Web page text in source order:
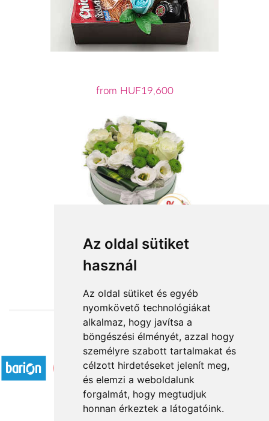
Az oldal sütiket
használ
Az oldal sütiket és egyéb
nyomkövető technológiákat
alkalmaz, hogy javítsa a
böngészési élményét, azzal hogy
személyre szabott tartalmakat és
célzott hirdetéseket jelenít meg,
és elemzi a weboldalunk
forgalmát, hogy megtudjuk
honnan érkeztek a látogatóink.
from HUF19,600
from HUF24,960
Accepted payment methods